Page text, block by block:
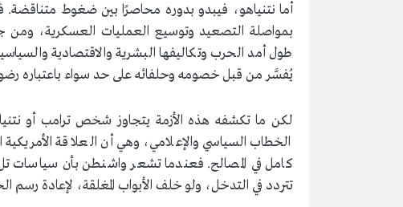
أما نتنياهو، فيبدو بدوره محاصرًا بين ضغوط
بمواصلة التصعيد وتوسيع العمليات العسكرية،
طول أمد الحرب وتكاليفها البشرية والاقتصادية
يُفسَّر من قبل خصومه وحلفائه على حد سواء باعتباره
لكن ما تكشفه هذه الأزمة يتجاوز شخص ترامب أو
الخطاب السياسي والإعلامي، وهي أن العلاقة
كامل في المصالح. فعندما تشعر واشنطن بأن سياسات تل
تتردد في التدخل، ولو خلف الأبواب المغلقة، لإعادة رسم